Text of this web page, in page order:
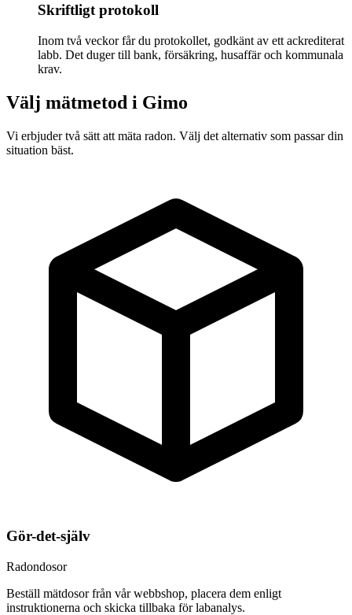
Skriftligt protokoll
Inom två veckor får du protokollet, godkänt av ett ackrediterat
labb. Det duger till bank, försäkring, husaffär och kommunala
krav.
Välj mätmetod i Gimo
Vi erbjuder två sätt att mäta radon. Välj det alternativ som passar din
situation bäst.
Gör-det-själv
Radondosor
Beställ mätdosor från vår webbshop, placera dem enligt
instruktionerna och skicka tillbaka för labanalys.